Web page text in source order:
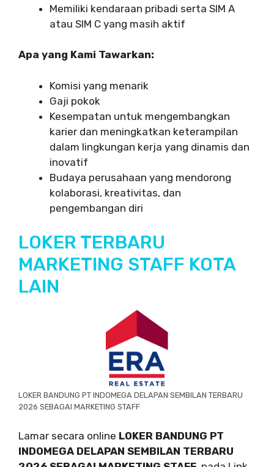
Memiliki kendaraan pribadi serta SIM A
atau SIM C yang masih aktif
Apa yang Kami Tawarkan:
Komisi yang menarik
Gaji pokok
Kesempatan untuk mengembangkan
karier dan meningkatkan keterampilan
dalam lingkungan kerja yang dinamis dan
inovatif
Budaya perusahaan yang mendorong
kolaborasi, kreativitas, dan
pengembangan diri
LOKER TERBARU
MARKETING STAFF KOTA
LAIN
LOKER BANDUNG PT INDOMEGA DELAPAN SEMBILAN TERBARU
2026 SEBAGAI MARKETING STAFF
Lamar secara online LOKER BANDUNG PT
INDOMEGA DELAPAN SEMBILAN TERBARU